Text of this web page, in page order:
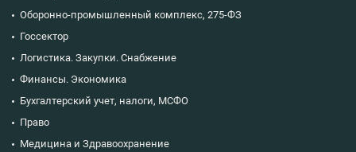
Оборонно-промышленный комплекс, 275-ФЗ
Госсектор
Логистика. Закупки. Снабжение
Финансы. Экономика
Бухгалтерский учет, налоги, МСФО
Право
Медицина и Здравоохранение